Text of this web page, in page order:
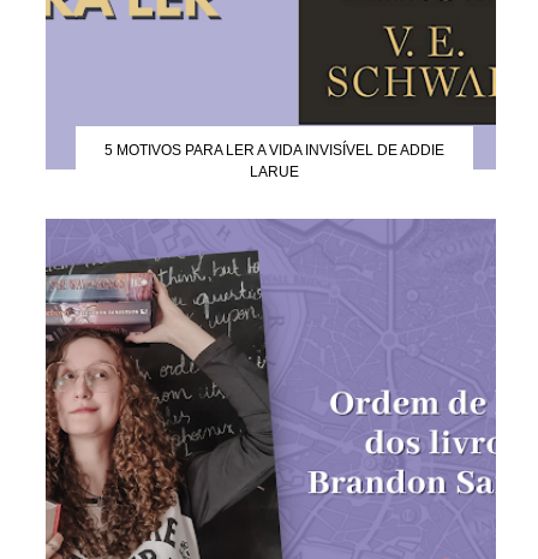
5 MOTIVOS PARA LER A VIDA INVISÍVEL DE ADDIE
LARUE